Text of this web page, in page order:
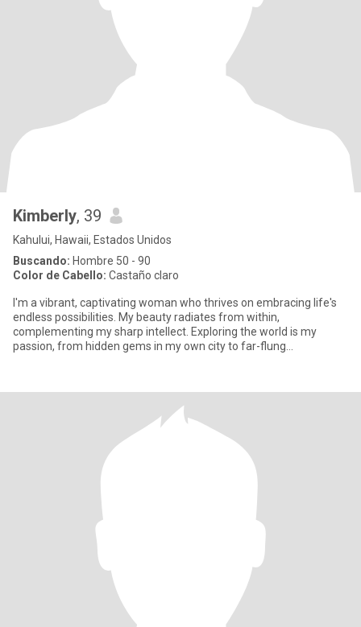
Kimberly, 39
Kahului, Hawaii, Estados Unidos
Buscando: Hombre 50 - 90
Color de Cabello: Castaño claro
I'm a vibrant, captivating woman who thrives on embracing life's
endless possibilities. My beauty radiates from within,
complementing my sharp intellect. Exploring the world is my
passion, from hidden gems in my own city to far-flung